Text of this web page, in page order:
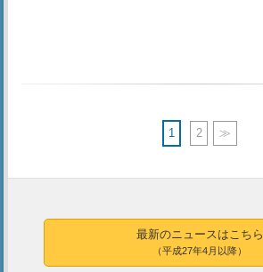
1 2 ≫
最新のニュースはこちら
（平成27年4月以降）